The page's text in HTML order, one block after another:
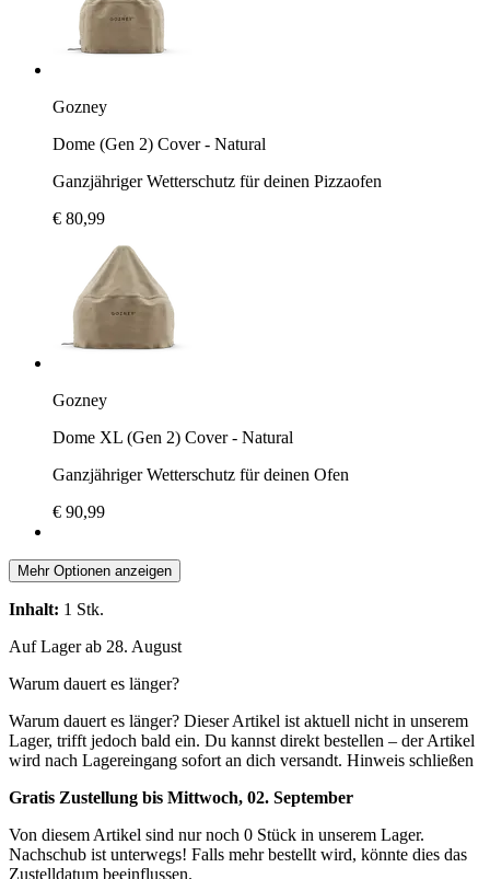
Gozney
Dome (Gen 2) Cover - Natural
Ganzjähriger Wetterschutz für deinen Pizzaofen
€ 80,99
Gozney
Dome XL (Gen 2) Cover - Natural
Ganzjähriger Wetterschutz für deinen Ofen
€ 90,99
Mehr Optionen anzeigen
Inhalt: 1 Stk.
Auf Lager ab 28. August
Warum dauert es länger?
Warum dauert es länger? Dieser Artikel ist aktuell nicht in unserem
Lager, trifft jedoch bald ein. Du kannst direkt bestellen – der Artikel
wird nach Lagereingang sofort an dich versandt. Hinweis schließen
Gratis Zustellung bis Mittwoch, 02. September
Von diesem Artikel sind nur noch 0 Stück in unserem Lager.
Nachschub ist unterwegs! Falls mehr bestellt wird, könnte dies das
Zustelldatum beeinflussen.